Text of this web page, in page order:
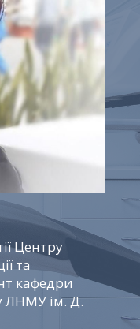
Центру
та
кафедри
ЛНМУ ім. Д.